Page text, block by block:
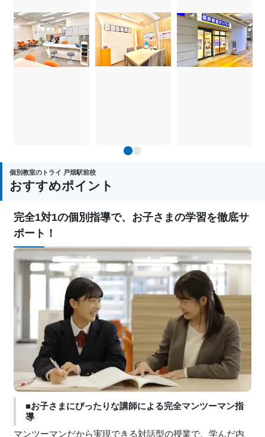
個別教室のトライ 戸畑駅前校
おすすめポイント
完全1対1の個別指導で、お子さまの学習を徹底サ
ポート！
■お子さまにぴったりな講師による完全マンツーマン指
導
マンツーマンだから実現できる対話型の授業で、学んだ内